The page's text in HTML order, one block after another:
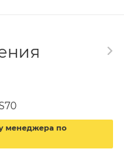
менеджера по